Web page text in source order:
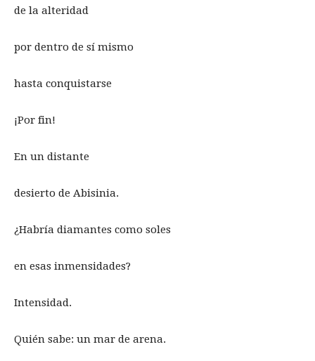
de la alteridad
por dentro de sí mismo
hasta conquistarse
¡Por fin!
En un distante
desierto de Abisinia.
¿Habría diamantes como soles
en esas inmensidades?
Intensidad.
Quién sabe: un mar de arena.